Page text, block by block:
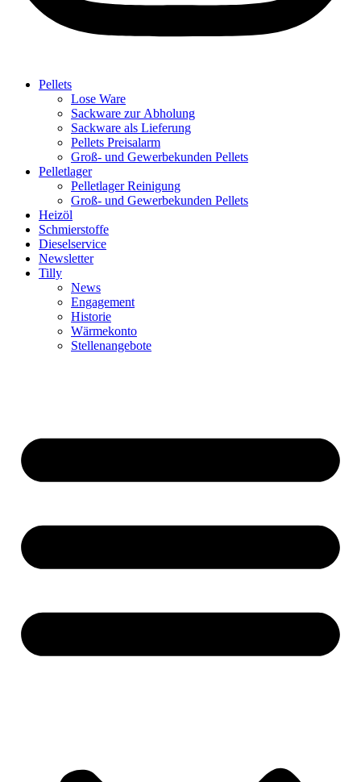
Pellets
Lose Ware
Sackware zur Abholung
Sackware als Lieferung
Pellets Preisalarm
Groß- und Gewerbekunden Pellets
Pelletlager
Pelletlager Reinigung
Groß- und Gewerbekunden Pellets
Heizöl
Schmierstoffe
Dieselservice
Newsletter
Tilly
News
Engagement
Historie
Wärmekonto
Stellenangebote